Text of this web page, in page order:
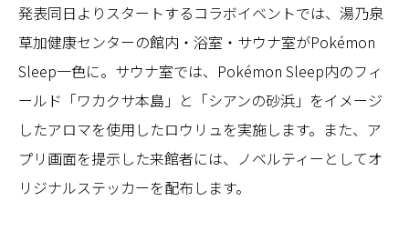
発表同日よりスタートするコラボイベントでは、湯乃泉
草加健康センターの館内・浴室・サウナ室がPokémon
Sleep一色に。サウナ室では、Pokémon Sleep内のフィ
ールド「ワカクサ本島」と「シアンの砂浜」をイメージ
したアロマを使用したロウリュを実施します。また、ア
プリ画面を提示した来館者には、ノベルティーとしてオ
リジナルステッカーを配布します。